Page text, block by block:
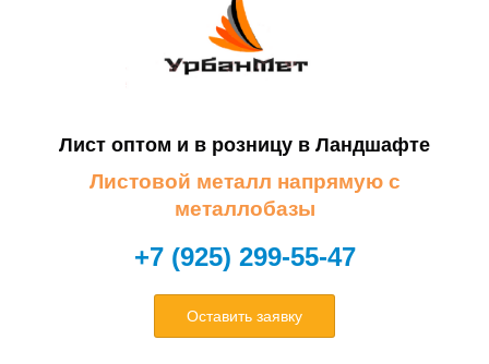
Е
Лист оптом и в розницу в Ландшафте
Листовой металл напрямую с
металлобазы
+7 (925) 299-55-47
Оставить заявку
Е